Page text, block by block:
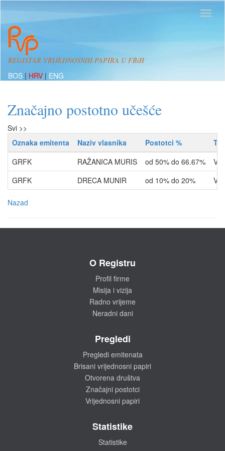
REGISTAR VRIJEDNOSNIH PAPIRA U FBiH
BOS | HRV | ENG
Značajno postotno učešće
Svi >>
Oznaka emitenta
Naziv vlasnika Postotci %
GRFK
RAŽANICA MURIS od 50% do 66.67%
GRFK
DRECA MUNIR od 10% do 20%
Nazad
O Registru
Profil firme
Misija i vizija
Radno vrijeme
Neradni dani
Pregledi
Pregledi emitenata
Brisani vrijednosni papiri
Otvorena društva
Značajni postotci
Vrijednosni papiri
Statistike
Statistike